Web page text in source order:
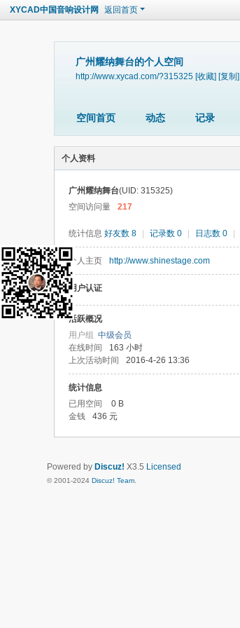
XYCAD中国音响设计网 返回首页
广州耀纳舞台的个人空间
http://www.xycad.com/?315325 [收藏] [复制]
空间首页 动态 记录
个人资料
广州耀纳舞台(UID: 315325)
空间访问量
217
统计信息 好友数 8 记录数 0 日志数 0
个人主页 http://www.shinestage.com
用户认证
活跃概况
用户组 中级会员
在线时间
163 小时
上次活动时间
2016-4-26 13:36
统计信息
已用空间
0 B
金钱
436 元
Powered by Discuz! X3.5 Licensed
© 2001-2024 Discuz! Team